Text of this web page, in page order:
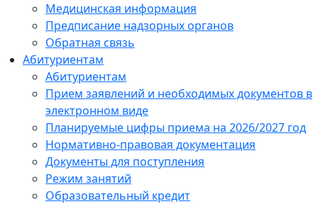
Медицинская информация
Предписание надзорных органов
Обратная связь
Абитуриентам
Абитуриентам
Прием заявлений и необходимых документов в
электронном виде
Планируемые цифры приема на 2026/2027 год
Нормативно-правовая документация
Документы для поступления
Режим занятий
Образовательный кредит